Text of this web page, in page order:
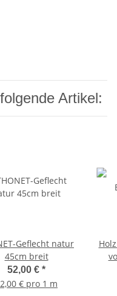
Artikel:
Geflecht natur
45cm breit
52,00 € *
€ pro 1 m